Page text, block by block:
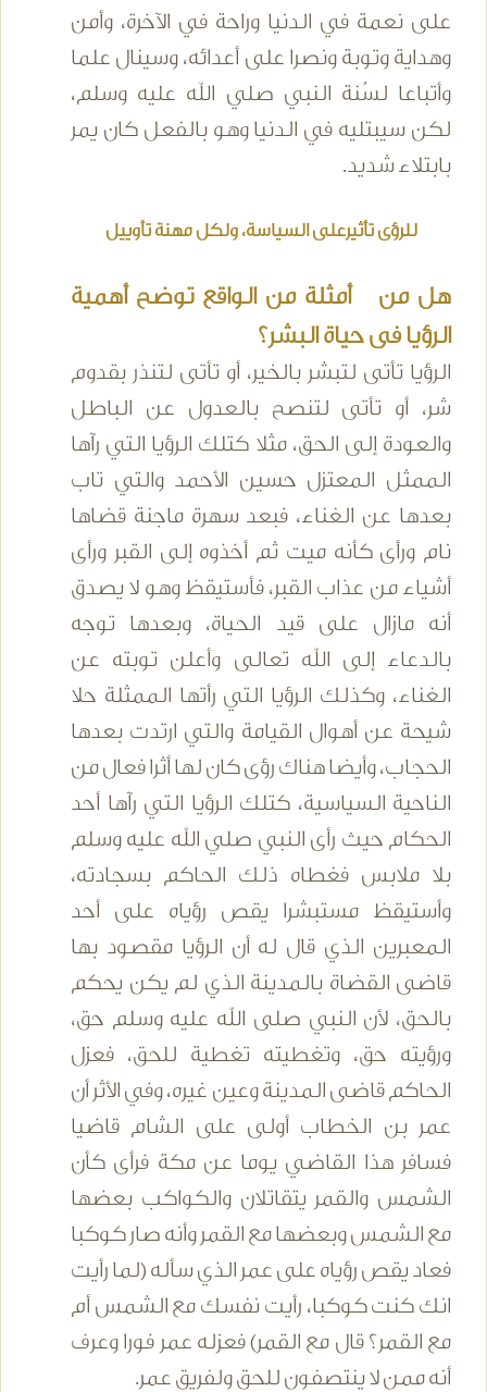
على نعمة في الدنيا وراحة في الآخرة، وأمن
وهداية وتوبة ونصرا على أعدائه، وسينال علما
وأتباعا لسُنة النبي صلي الله عليه وسلم،
لكن سيبتليه في الدنيا وهو بالفعل كان يمر
بابتلاء شديد.
للرؤى تأثيرعلى السياسة، ولكل مهنة تأوييل
هل من أمثلة من الواقع توضح أهمية
الرؤيا فى حياة البشر؟
الرؤيا تأتى لتبشر بالخير، أو تأتى لتنذر بقدوم
شر، أو تأتى لتنصح بالعدول عن الباطل
والعودة إلى الحق، مثلا كتلك الرؤيا التي رآها
الممثل المعتزل حسين الأحمد والتي تاب
بعدها عن الغناء، فبعد سهرة ماجنة قضاها
نام ورأى كأنه ميت ثم أخذوه إلى القبر ورأى
أشياء من عذاب القبر، فأستيقظ وهو لا يصدق
أنه مازال على قيد الحياة، وبعدها توجه
بالدعاء إلى الله تعالى وأعلن توبته عن
الغناء، وكذلك الرؤيا التي رأتها الممثلة حلا
شيحة عن أهوال القيامة والتي ارتدت بعدها
الحجاب، وأيضا هناك رؤى كان لها أثرا فعال من
الناحية السياسية، كتلك الرؤيا التي رآها أحد
الحكام حيث رأى النبي صلي الله عليه وسلم
بلا ملابس فغطاه ذلك الحاكم بسجادته،
وأستيقظ مستبشرا يقص رؤياه على أحد
المعبرين الذي قال له أن الرؤيا مقصود بها
قاضى القضاة بالمدينة الذي لم يكن يحكم
بالحق، لأن النبي صلى الله عليه وسلم حق،
ورؤيته حق، وتغطيته تغطية للحق، فعزل
الحاكم قاضى المدينة وعين غيره، وفي الأثر أن
عمر بن الخطاب أولى على الشام قاضيا
فسافر هذا القاضي يوما عن مكة فرأى كأن
الشمس والقمر يتقاتلان والكواكب بعضها
مع الشمس وبعضها مع القمر وأنه صار كوكبا
فعاد يقص رؤياه على عمر الذي سأله (لما رأيت
انك كنت كوكبا، رأيت نفسك مع الشمس أم
مع القمر؟ قال مع القمر) فعزله عمر فورا وعرف
أنه ممن لا ينتصفون للحق ولفريق عمر.